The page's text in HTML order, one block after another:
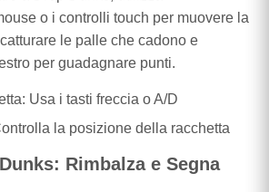
o i controlli touch per muovere la
le palle che cadono e
per guadagnare punti.
Usa i tasti freccia o A/D
la posizione della racchetta
Rimbalza e Segna